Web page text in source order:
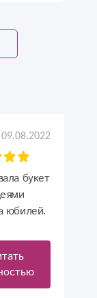
09.08.2022
букет
юбилей.
Всё